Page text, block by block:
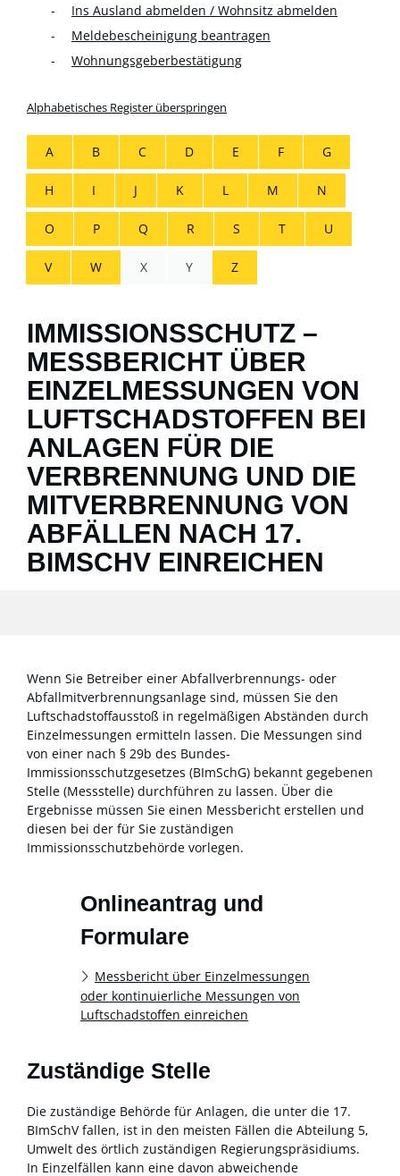
Ins Ausland abmelden / Wohnsitz abmelden
Meldebescheinigung beantragen
Wohnungsgeberbestätigung
Alphabetisches Register überspringen
A B C D E F G
H I J K L M N
O P Q R S T U
V W X Y Z
IMMISSIONSSCHUTZ –
MESSBERICHT ÜBER
EINZELMESSUNGEN VON
LUFTSCHADSTOFFEN BEI
ANLAGEN FÜR DIE
VERBRENNUNG UND DIE
MITVERBRENNUNG VON
ABFÄLLEN NACH 17.
BIMSCHV EINREICHEN
Wenn Sie Betreiber einer Abfallverbrennungs- oder
Abfallmitverbrennungsanlage sind, müssen Sie den
Luftschadstoffausstoß in regelmäßigen Abständen durch
Einzelmessungen ermitteln lassen. Die Messungen sind
von einer nach § 29b des Bundes-
Immissionsschutzgesetzes (BImSchG) bekannt gegebenen
Stelle (Messstelle) durchführen zu lassen. Über die
Ergebnisse müssen Sie einen Messbericht erstellen und
diesen bei der für Sie zuständigen
Immissionsschutzbehörde vorlegen.
Onlineantrag und
Formulare
Messbericht über Einzelmessungen
oder kontinuierliche Messungen von
Luftschadstoffen einreichen
Zuständige Stelle
Die zuständige Behörde für Anlagen, die unter die 17.
BImSchV fallen, ist in den meisten Fällen die Abteilung 5,
Umwelt des örtlich zuständigen Regierungspräsidiums.
In Einzelfällen kann eine davon abweichende